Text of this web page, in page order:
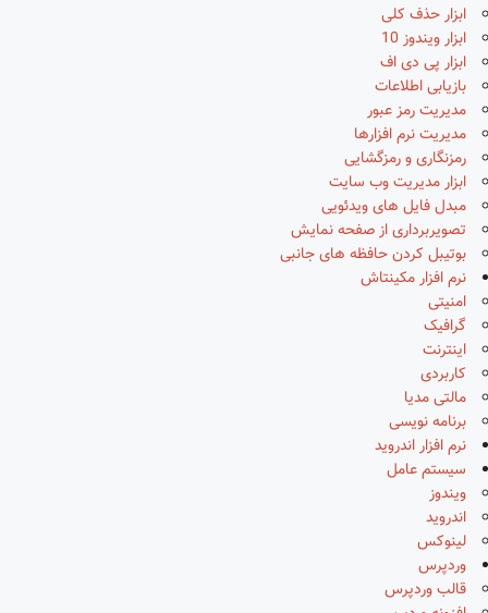
ابزار حذف کلی
ابزار ویندوز 10
ابزار پی دی اف
بازیابی اطلاعات
مدیریت رمز عبور
مدیریت نرم افزارها
رمزنگاری و رمزگشایی
ابزار مدیریت وب سایت
مبدل فایل های ویدئویی
تصویربرداری از صفحه نمایش
بوتیبل کردن حافظه های جانبی
نرم افزار مکینتاش
امنیتی
گرافیک
اینترنت
کاربردی
مالتی مدیا
برنامه نویسی
نرم افزار اندروید
سیستم عامل
ویندوز
اندروید
لینوکس
وردپرس
قالب وردپرس